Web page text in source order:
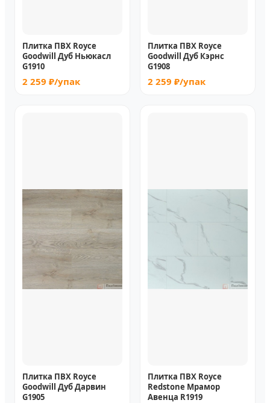
Плитка ПВХ Royce
Goodwill Дуб Ньюкасл
G1910
2 259 ₽/упак
Плитка ПВХ Royce
Goodwill Дуб Кэрнс
G1908
2 259 ₽/упак
Плитка ПВХ Royce
Goodwill Дуб Дарвин
G1905
Плитка ПВХ Royce
Redstone Мрамор
Авенца R1919